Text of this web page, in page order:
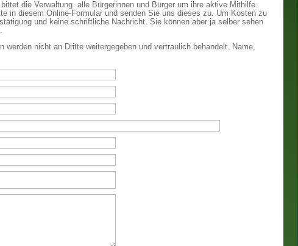
die Verwaltung alle Bürgerinnen und Bürger um ihre aktive Mithilfe.
in diesem Online-Formular und senden Sie uns dieses zu. Um Kosten zu
und keine schriftliche Nachricht. Sie können aber ja selber sehen
nicht an Dritte weitergegeben und vertraulich behandelt. Name,